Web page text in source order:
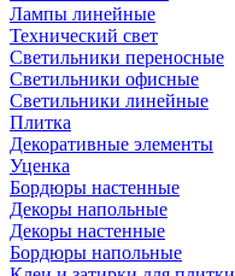
Лампы линейные
Технический свет
Светильники переносные
Светильники офисные
Светильники линейные
Плитка
Декоративные элементы
Уценка
Бордюры настенные
Декоры напольные
Декоры настенные
Бордюры напольные